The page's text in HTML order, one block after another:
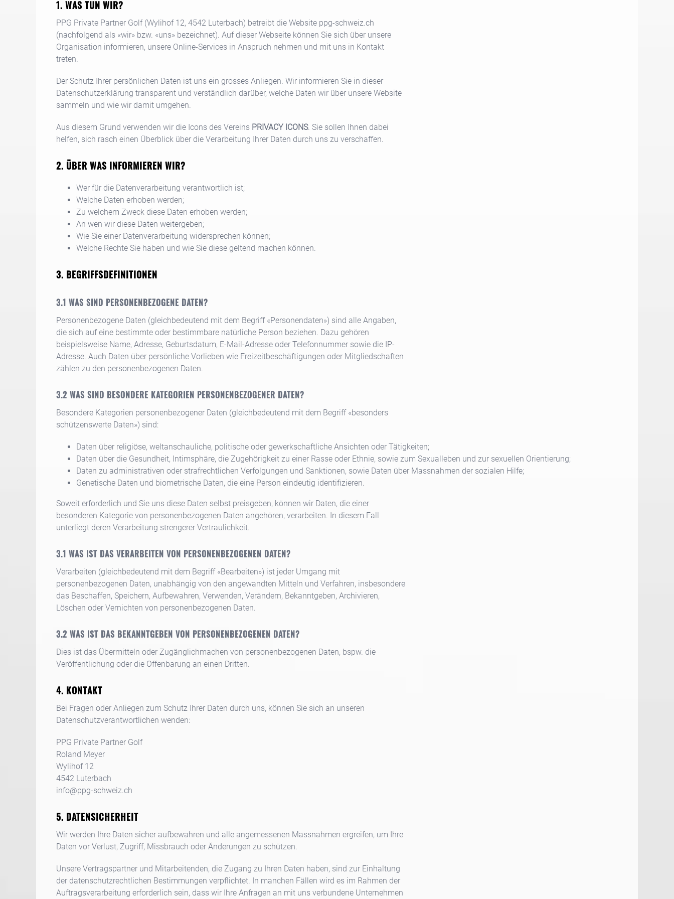
WAS TUN WIR?
PPG Private Partner Golf(Wylihof 12, 4542 Luterbach) betreibt die Website ppg-schweiz.ch
(nachfolgend als «wir» bzw. «uns» bezeichnet). Auf dieser Webseite können Sie sich über unsere
Organisation informieren, unsere Online-Services in Anspruch nehmen und mit uns in Kontakt
treten.
Der Schutz Ihrer persönlichen Daten ist uns ein grosses Anliegen. Wir informieren Sie in dieser
Datenschutzerklärung transparent und verständlich darüber, welche Daten wir über unsere Website
sammeln und wie wir damit umgehen.
Aus diesem Grund verwenden wir die Icons des Vereins PRIVACY ICONS. Sie sollen Ihnen dabei
helfen, sich rasch einen Überblick über die Verarbeitung Ihrer Daten durch uns zu verschaffen.
ÜBER WAS INFORMIEREN WIR?
Wer für die Datenverarbeitung verantwortlich ist;
Welche Daten erhoben werden;
Zu welchem Zweck diese Daten erhoben werden;
An wen wir diese Daten weitergeben;
Wie Sie einer Datenverarbeitung widersprechen können;
Welche Rechte Sie haben und wie Sie diese geltend machen können.
BEGRIFFSDEFINITIONEN
WAS SIND PERSONENBEZOGENE DATEN?
Personenbezogene Daten (gleichbedeutend mit dem Begriff «Personendaten») sind alle Angaben,
die sich auf eine bestimmte oder bestimmbare natürliche Person beziehen. Dazu gehören
beispielsweise Name, Adresse, Geburtsdatum, E-Mail-Adresse oder Telefonnummer sowie die IP-
Adresse. Auch Daten über persönliche Vorlieben wie Freizeitbeschäftigungen oder Mitgliedschaften
zählen zu den personenbezogenen Daten.
WAS SIND BESONDERE KATEGORIEN PERSONENBEZOGENER DATEN?
Besondere Kategorien personenbezogener Daten (gleichbedeutend mit dem Begriff «besonders
schützenswerte Daten») sind:
Daten über religiöse, weltanschauliche, politische oder gewerkschaftliche Ansichten oder Tätigkeiten;
Daten über die Gesundheit, Intimsphäre, die Zugehörigkeit zu einer Rasse oder Ethnie, sowie zum Sexualleben und zur sexuellen Orientierung;
Daten zu administrativen oder strafrechtlichen Verfolgungen und Sanktionen, sowie Daten über Massnahmen der sozialen Hilfe;
Genetische Daten und biometrische Daten, die eine Person eindeutig identifizieren.
Soweit erforderlich und Sie uns diese Daten selbst preisgeben, können wir Daten, die einer
besonderen Kategorie von personenbezogenen Daten angehören, verarbeiten. In diesem Fall
unterliegt deren Verarbeitung strengerer Vertraulichkeit.
WAS IST DAS VERARBEITEN VON PERSONENBEZOGENEN DATEN?
Verarbeiten (gleichbedeutend mit dem Begriff «Bearbeiten») ist jeder Umgang mit
personenbezogenen Daten, unabhängig von den angewandten Mitteln und Verfahren, insbesondere
das Beschaffen, Speichern, Aufbewahren, Verwenden, Verändern, Bekanntgeben, Archivieren,
Löschen oder Vernichten von personenbezogenen Daten.
WAS IST DAS BEKANNTGEBEN VON PERSONENBEZOGENEN DATEN?
Dies ist das Übermitteln oder Zugänglichmachen von personenbezogenen Daten, bspw. die
Veröffentlichung oder die Offenbarung an einen Dritten.
KONTAKT
Bei Fragen oder Anliegen zum Schutz Ihrer Daten durch uns, können Sie sich an unseren
Datenschutzverantwortlichen wenden:
PPG Private Partner Golf
Roland Meyer
Wylihof 12
4542 Luterbach
info@ppg-schweiz.ch
DATENSICHERHEIT
Wir werden Ihre Daten sicher aufbewahren und alle angemessenen Massnahmen ergreifen, um Ihre
Daten vor Verlust, Zugriff, Missbrauch oder Änderungen zu schützen.
Unsere Vertragspartner und Mitarbeitenden, die Zugang zu Ihren Daten haben, sind zur Einhaltung
der datenschutzrechtlichen Bestimmungen verpflichtet. In manchen Fällen wird es im Rahmen der
Auftragsverarbeitung erforderlich sein, dass wir Ihre Anfragen an mit uns verbundene Unternehmen